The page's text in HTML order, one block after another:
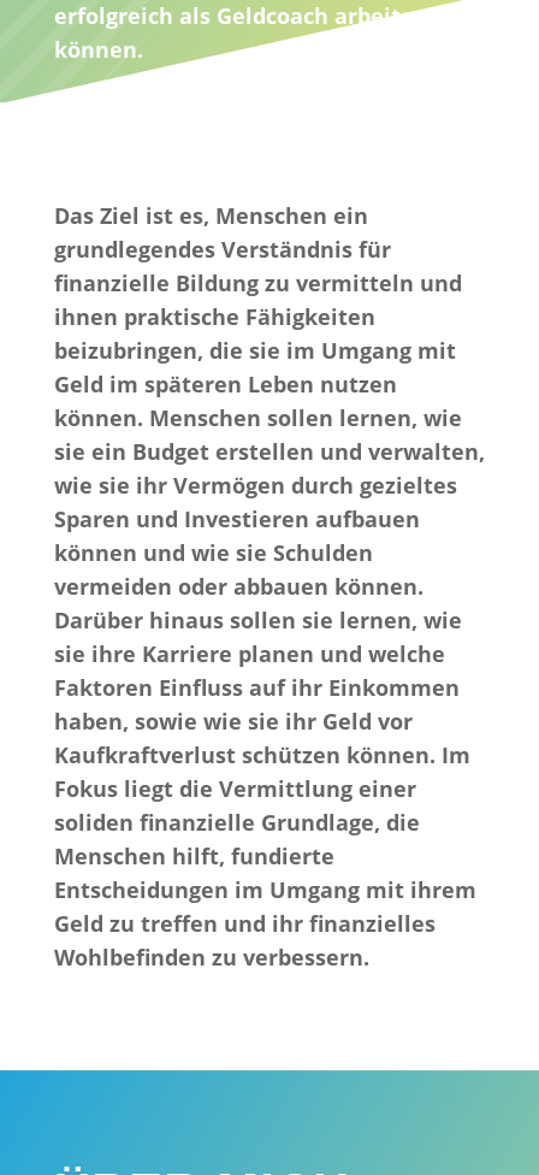
erfolgreich als Geldcoach arbeiten zu
können.
Das Ziel ist es, Menschen ein
grundlegendes Verständnis für
finanzielle Bildung zu vermitteln und
ihnen praktische Fähigkeiten
beizubringen, die sie im Umgang mit
Geld im späteren Leben nutzen
können. Menschen sollen lernen, wie
sie ein Budget erstellen und verwalten,
wie sie ihr Vermögen durch gezieltes
Sparen und Investieren aufbauen
können und wie sie Schulden
vermeiden oder abbauen können.
Darüber hinaus sollen sie lernen, wie
sie ihre Karriere planen und welche
Faktoren Einfluss auf ihr Einkommen
haben, sowie wie sie ihr Geld vor
Kaufkraftverlust schützen können. Im
Fokus liegt die Vermittlung einer
soliden finanzielle Grundlage, die
Menschen hilft, fundierte
Entscheidungen im Umgang mit ihrem
Geld zu treffen und ihr finanzielles
Wohlbefinden zu verbessern.